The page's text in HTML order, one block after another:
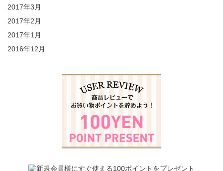
2017年3月
2017年2月
2017年1月
2016年12月